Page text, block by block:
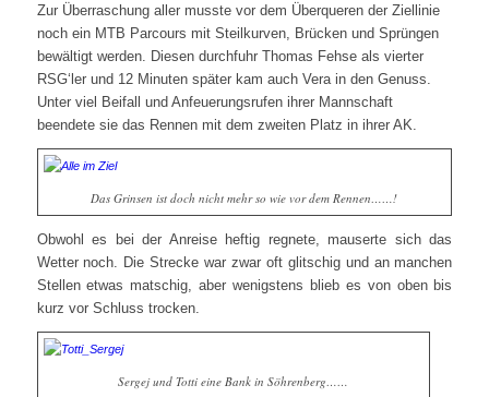
Zur Überraschung aller musste vor dem Überqueren der Ziellinie
noch ein MTB Parcours mit Steilkurven, Brücken und Sprüngen
bewältigt werden. Diesen durchfuhr Thomas Fehse als vierter
RSG‘ler und 12 Minuten später kam auch Vera in den Genuss.
Unter viel Beifall und Anfeuerungsrufen ihrer Mannschaft
beendete sie das Rennen mit dem zweiten Platz in ihrer AK.
Das Grinsen ist doch nicht mehr so wie vor dem Rennen……!
Obwohl es bei der Anreise heftig regnete, mauserte sich das
Wetter noch. Die Strecke war zwar oft glitschig und an manchen
Stellen etwas matschig, aber wenigstens blieb es von oben bis
kurz vor Schluss trocken.
Sergej und Totti eine Bank in Söhrenberg……